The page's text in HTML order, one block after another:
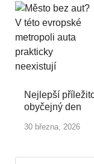
Nejlepší
obyčejný den
30 března, 2026